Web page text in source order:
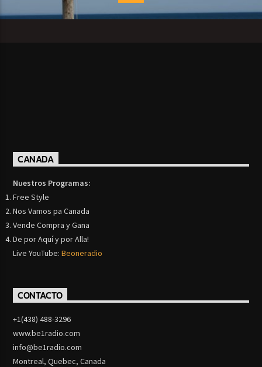
CANADA
Nuestros Programas:
Free Style
Nos Vamos pa Canada
Vende Compra y Gana
De por Aquí y por Alla!
Live YouTube:Beoneradio
CONTACTO
+1(438) 488-3296
www.be1radio.com
info@be1radio.com
Montreal, Quebec, Canada